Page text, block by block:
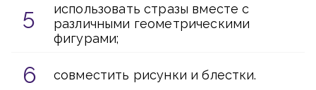
использовать стразы вместе с
различными геометрическими
фигурами;
совместить рисунки и блестки.